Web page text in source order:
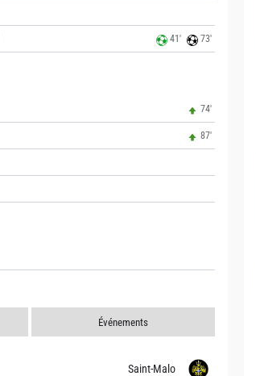
41' 73'
74'
87'
Événements
Saint-Malo